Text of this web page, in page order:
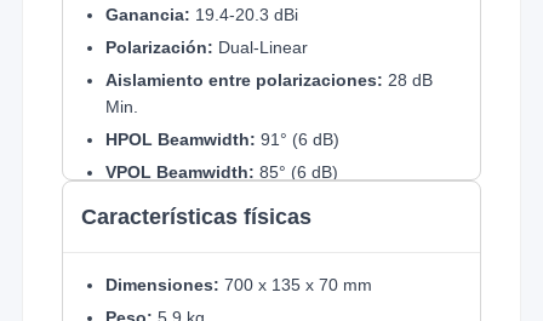
Ganancia: 19.4-20.3 dBi
Polarización: Dual-Linear
Aislamiento entre polarizaciones: 28 dB
Min.
HPOL Beamwidth: 91° (6 dB)
VPOL Beamwidth: 85° (6 dB)
Ángulo eléctrico:4°
Características físicas
Dimensiones: 700 x 135 x 70 mm